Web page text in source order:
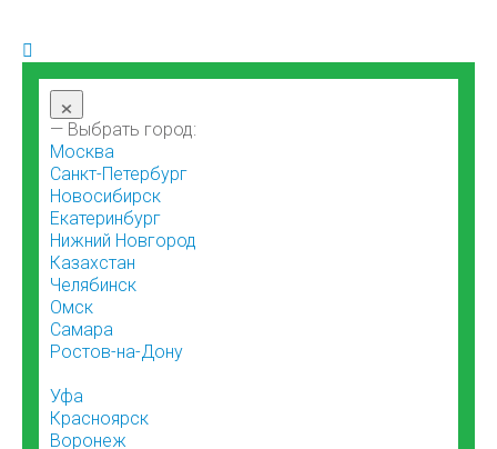
×
— Выбрать город:
Москва
Санкт-Петербург
Новосибирск
Екатеринбург
Нижний Новгород
Казахстан
Челябинск
Омск
Самара
Ростов-на-Дону
Уфа
Красноярск
Воронеж